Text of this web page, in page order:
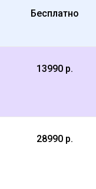
Бесплатно
13990 р.
28990 р.